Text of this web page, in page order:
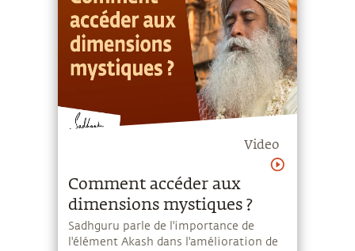
Video
Comment accéder aux
dimensions mystiques ?
Sadhguru parle de l'importance de
l'élément Akash dans l'amélioration de